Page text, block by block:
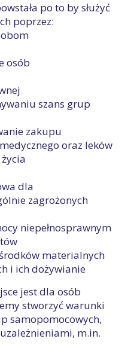
po to by służyć
poprzez:
osób
szans grup
zakupu
oraz leków
dla
zagrożonych
niepełnosprawnym
materialnych
i ich dożywianie
jest dla osób
stworzyć warunki
samopomocowych,
m.in.